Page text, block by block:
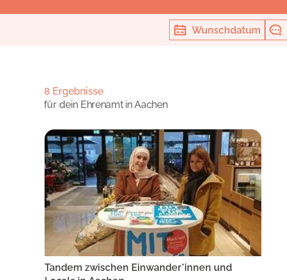
Wunschdatum
8 Ergebnisse
für dein Ehrenamt in Aachen
Tandem zwischen Einwander*innen und